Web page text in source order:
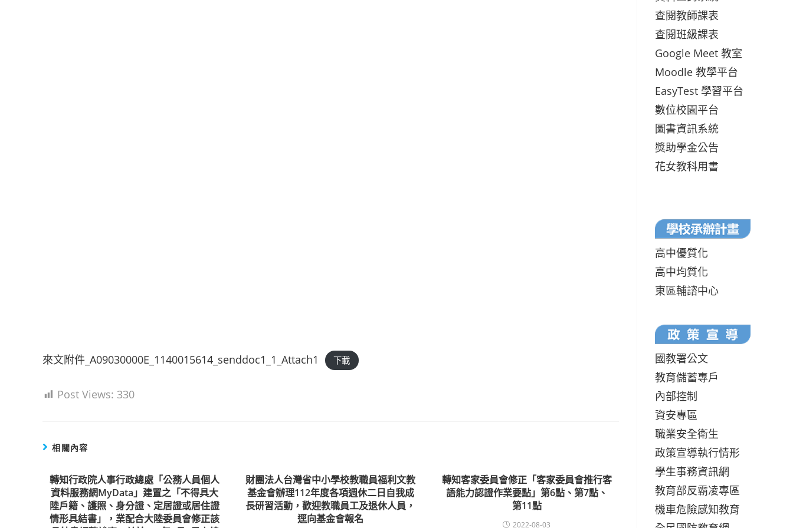
來文附件_A09030000E_1140015614_senddoc1_1_Attach1 下載
Post Views: 330
相關內容
轉知行政院人事行政總處「公務人員個人
資料服務網MyData」建置之「不得具大
陸戶籍、護照、身分證、定居證或居住證
情形具結書」，業配合大陸委員會修正該
財團法人台灣省中小學校教職員福利文教
基金會辦理112年度各項週休二日自我成
長研習活動，歡迎教職員工及退休人員，
逕向基金會報名
轉知客家委員會修正「客家委員會推行客
語能力認證作業要點」第6點、第7點、
第11點
2022-08-03
查閱教師課表
查閱班級課表
Google Meet 教室
Moodle 教學平台
EasyTest 學習平台
數位校園平台
圖書資訊系統
獎助學金公告
花女教科用書
高中優質化
高中均質化
東區輔諮中心
國教署公文
教育儲蓄專戶
內部控制
資安專區
職業安全衛生
政策宣導執行情形
學生事務資訊網
教育部反霸凌專區
機車危險感知教育